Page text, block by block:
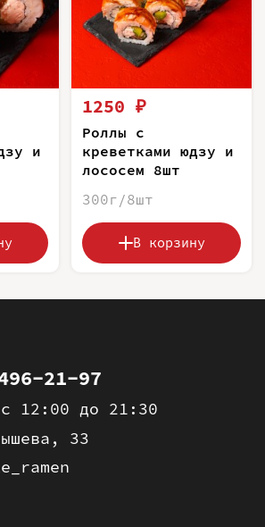
и
1250 ₽
Роллы с
креветками юдзу и
лососем 8шт
300г/8шт
В корзину
21-97
с 12:00 до 21:30
33